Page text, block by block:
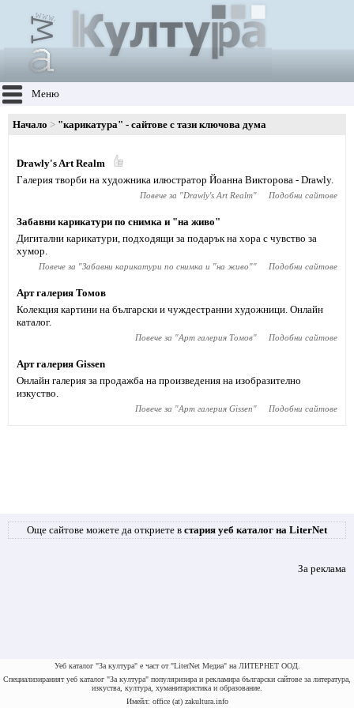
Меню
Начало "карикатура" - сайтове с тази ключова дума
Drawly's Art Realm
Галерия творби на художника илюстратор Йоанна Викторова - Drawly.
Повече за "Drawly's Art Realm" Подобни сайтове
Забавни карикатури по снимка и "на живо"
Дигитални карикатури, подходящи за подарък на хора с чувство за
хумор.
Повече за "Забавни карикатури по снимка и "на живо"" Подобни сайтове
Арт галерия Томов
Колекция картини на български и чуждестранни художници. Онлайн
каталог.
Повече за "Арт галерия Томов" Подобни сайтове
Арт галерия Gissen
Онлайн галерия за продажба на произведения на изобразително
изкуство.
Повече за "Арт галерия Gissen" Подобни сайтове
Още сайтове можете да откриете в стария уеб каталог на LiterNet
За реклама
Уеб каталог "За култура" е част от "LiterNet Медиа" на ЛИТЕРНЕТ ООД.
Специализираният уеб каталог "За култура" популяризира и рекламира български сайтове за литература,
изкуства, култура, хуманитаристика и образование.
Имейл: office (at) zakultura.info